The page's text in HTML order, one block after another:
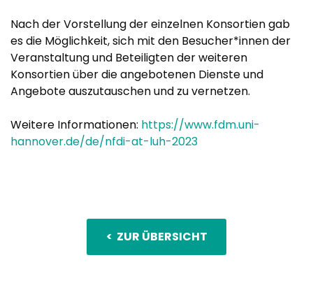
Nach der Vorstellung der einzelnen Konsortien gab
es die Möglichkeit, sich mit den Besucher*innen der
Veranstaltung und Beteiligten der weiteren
Konsortien über die angebotenen Dienste und
Angebote auszutauschen und zu vernetzen.
Weitere Informationen: https://www.fdm.uni-
hannover.de/de/nfdi-at-luh-2023
< ZUR ÜBERSICHT